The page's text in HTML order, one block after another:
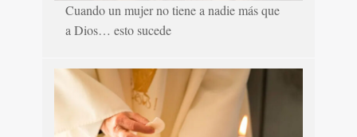
Cuando un mujer no tiene a nadie más que
a Dios… esto sucede